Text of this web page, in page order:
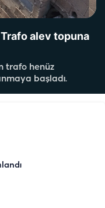
Trafo alev topuna
trafo henüz
başladı.